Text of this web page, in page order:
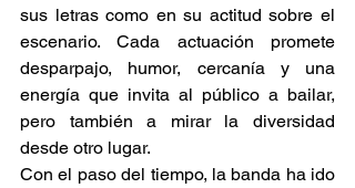
sus letras como en su actitud sobre el
escenario. Cada actuación promete
desparpajo, humor, cercanía y una
energía que invita al público a bailar,
pero también a mirar la diversidad
desde otro lugar.
Con el paso del tiempo, la banda ha ido